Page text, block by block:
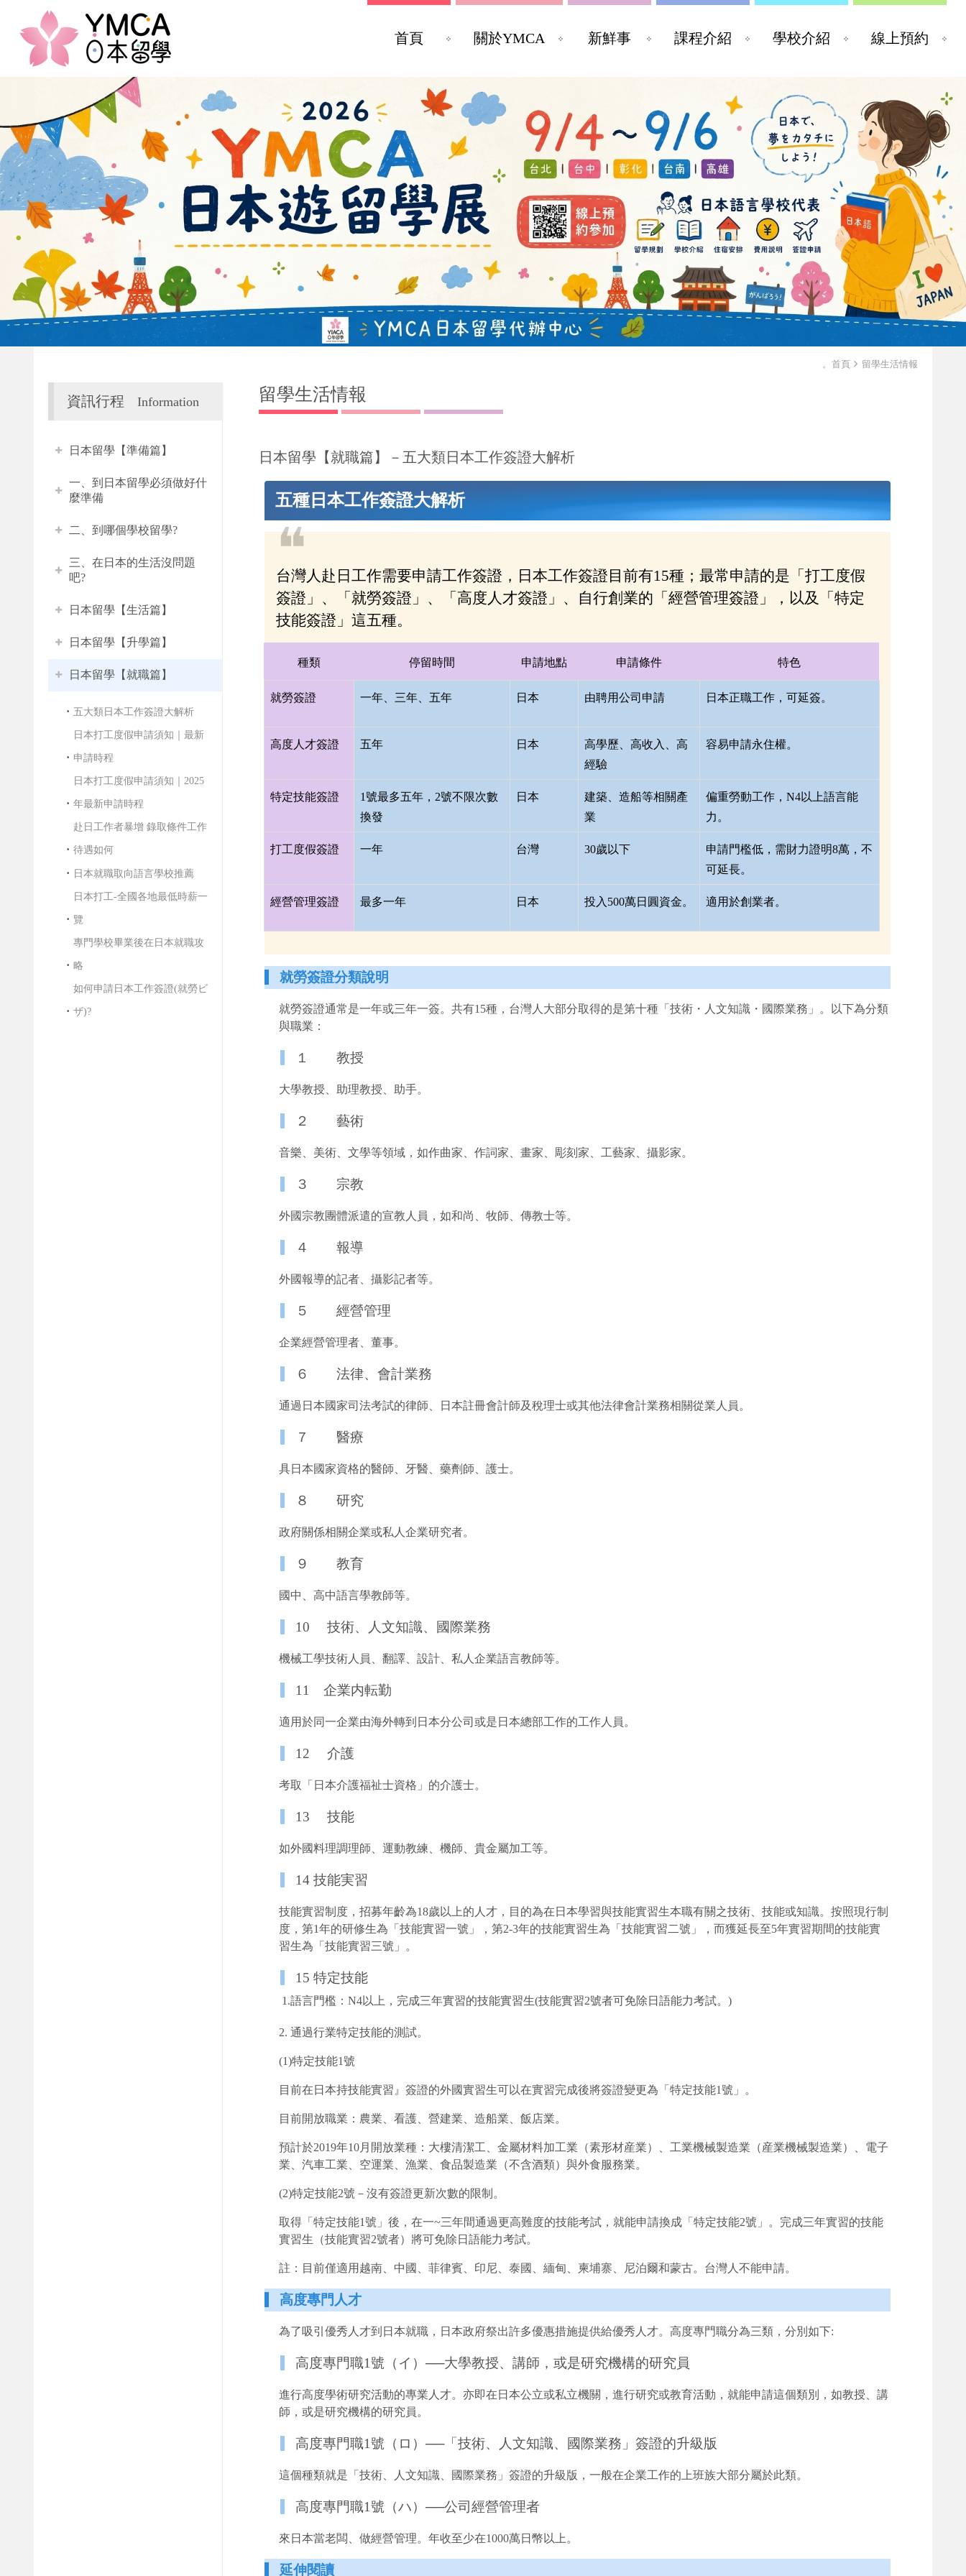
首頁 關於YMCA 新鮮事 課程介紹 學校介紹 線上預約
。首頁 留學生活情報
留學生活情報
日本留學【就職篇】－五大類日本工作簽證大解析
五種日本工作簽證大解析
❝
台灣人赴日工作需要申請工作簽證，日本工作簽證目前有15種；最常申請的是「打工度假
簽證」、「就勞簽證」、「高度人才簽證」、自行創業的「經營管理簽證」，以及「特定
技能簽證」這五種。
種類 停留時間 申請地點 申請條件 特色
就勞簽證 一年、三年、五年 日本 由聘用公司申請 日本正職工作，可延簽。
高度人才簽證 五年 日本
高學歷、高收入、高
經驗
容易申請永住權。
特定技能簽證
1號最多五年，2號不限次數
換發
日本
建築、造船等相關產
業
偏重勞動工作，N4以上語言能
力。
打工度假簽證 一年 台灣 30歲以下
申請門檻低，需財力證明8萬，不
可延長。
經營管理簽證 最多一年 日本 投入500萬日圓資金。 適用於創業者。
就勞簽證分類說明
就勞簽證通常是一年或三年一簽。共有15種，台灣人大部分取得的是第十種「技術・人文知識・國際業務」。以下為分類
與職業：
１ 教授
大學教授、助理教授、助手。
２ 藝術
音樂、美術、文學等領域，如作曲家、作詞家、畫家、彫刻家、工藝家、攝影家。
３ 宗教
外國宗教團體派遣的宣教人員，如和尚、牧師、傳教士等。
４ 報導
外國報導的記者、攝影記者等。
５ 經營管理
企業經營管理者、董事。
６ 法律、會計業務
通過日本國家司法考試的律師、日本註冊會計師及稅理士或其他法律會計業務相關從業人員。
７ 醫療
具日本國家資格的醫師、牙醫、藥劑師、護士。
８ 研究
政府關係相關企業或私人企業研究者。
９ 教育
國中、高中語言學教師等。
10 技術、人文知識、國際業務
機械工學技術人員、翻譯、設計、私人企業語言教師等。
11 企業内転勤
適用於同一企業由海外轉到日本分公司或是日本總部工作的工作人員。
12 介護
考取「日本介護福祉士資格」的介護士。
13 技能
如外國料理調理師、運動教練、機師、貴金屬加工等。
14 技能実習
技能實習制度，招募年齡為18歲以上的人才，目的為在日本學習與技能實習生本職有關之技術、技能或知識。按照現行制
度，第1年的研修生為「技能實習一號」，第2-3年的技能實習生為「技能實習二號」，而獲延長至5年實習期間的技能實
習生為「技能實習三號」。
15 特定技能
1.語言門檻：N4以上，完成三年實習的技能實習生(技能實習2號者可免除日語能力考試。)
2. 通過行業特定技能的測試。
(1)特定技能1號
目前在日本持技能實習』簽證的外國實習生可以在實習完成後將簽證變更為「特定技能1號」。
目前開放職業：農業、看護、營建業、造船業、飯店業。
預計於2019年10月開放業種：大樓清潔工、金屬材料加工業（素形材産業）、工業機械製造業（産業機械製造業）、電子
業、汽車工業、空運業、漁業、食品製造業（不含酒類）與外食服務業。
(2)特定技能2號－沒有簽證更新次數的限制。
取得「特定技能1號」後，在一~三年間通過更高難度的技能考試，就能申請換成「特定技能2號」。完成三年實習的技能
實習生（技能實習2號者）將可免除日語能力考試。
註：目前僅適用越南、中國、菲律賓、印尼、泰國、緬甸、柬埔寨、尼泊爾和蒙古。台灣人不能申請。
高度專門人才
為了吸引優秀人才到日本就職，日本政府祭出許多優惠措施提供給優秀人才。高度專門職分為三類，分別如下:
高度專門職1號（イ）──大學教授、講師，或是研究機構的研究員
進行高度學術研究活動的專業人才。亦即在日本公立或私立機關，進行研究或教育活動，就能申請這個類別，如教授、講
師，或是研究機構的研究員。
高度專門職1號（ロ）──「技術、人文知識、國際業務」簽證的升級版
這個種類就是「技術、人文知識、國際業務」簽證的升級版，一般在企業工作的上班族大部分屬於此類。
高度專門職1號（ハ）──公司經營管理者
來日本當老闆、做經營管理。年收至少在1000萬日幣以上。
延伸閱讀
資訊行程 Information
日本留學【準備篇】
一、到日本留學必須做好什
麼準備
二、到哪個學校留學?
三、在日本的生活沒問題
吧?
日本留學【生活篇】
日本留學【升學篇】
日本留學【就職篇】
五大類日本工作簽證大解析
日本打工度假申請須知｜最新
申請時程
日本打工度假申請須知｜2025
年最新申請時程
赴日工作者暴增 錄取條件工作
待遇如何
日本就職取向語言學校推薦
日本打工-全國各地最低時薪一
覽
專門學校畢業後在日本就職攻
略
如何申請日本工作簽證(就勞ビ
ザ)?